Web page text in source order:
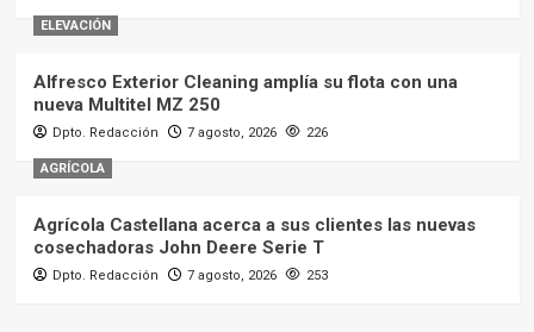
ELEVACIÓN
Alfresco Exterior Cleaning amplía su flota con una
nueva Multitel MZ 250
Dpto. Redacción 7 agosto, 2026 226
AGRÍCOLA
Agrícola Castellana acerca a sus clientes las nuevas
cosechadoras John Deere Serie T
Dpto. Redacción 7 agosto, 2026 253